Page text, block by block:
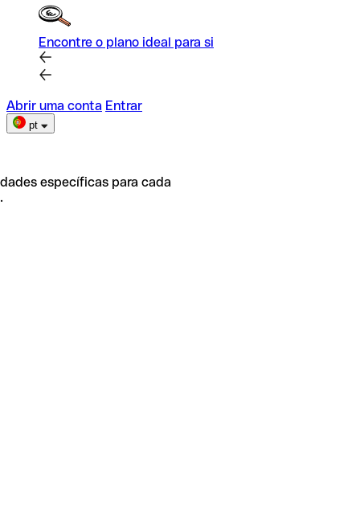
Encontre o plano ideal para si
Abrir uma conta Entrar
pt
específicas para cada